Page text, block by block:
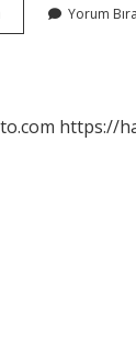
Ismi
Yorum
https://